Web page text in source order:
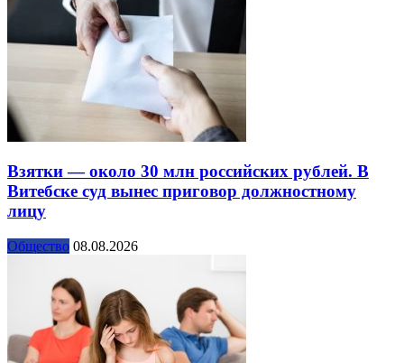
Взятки — около 30 млн российских рублей. В
Витебске суд вынес приговор должностному
лицу
Общество 08.08.2026